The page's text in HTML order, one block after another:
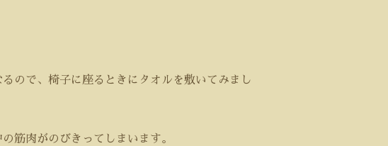
ので、椅子に座るときにタオルを敷いてみまし
筋肉がのびきってしまいます。